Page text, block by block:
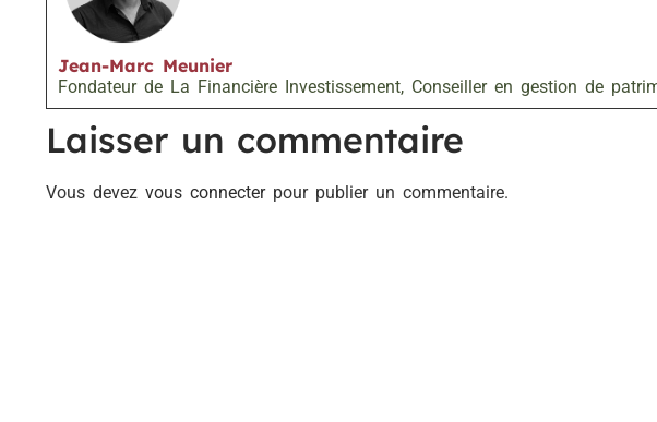
Jean-Marc Meunier
Fondateur de La Financière Investissement, Conseiller en gestion de
Laisser un commentaire
Vous devez vous connecterpour publier un commentaire.